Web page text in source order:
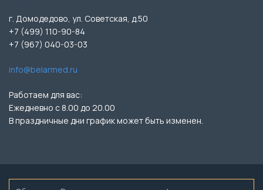
г. Домодедово, ул. Советская, д.50
+7 (499) 110-90-84
+7 (967) 040-03-03
info@belarmed.ru
Работаем для вас:
Ежедневно с 8.00 до 20.00
В праздничные дни график может быть изменен.